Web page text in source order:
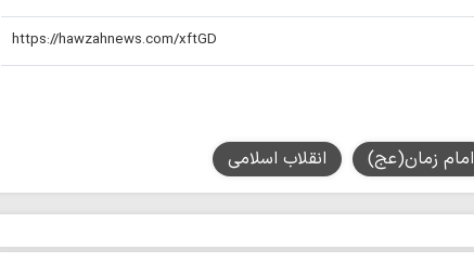
امام زمان(عج) انقلاب اسلامی